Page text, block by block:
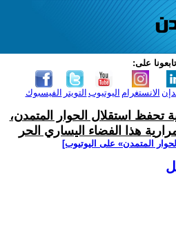
تابعونا على:
الفيسبوك التويتر اليوتيوب الانستغرام
تحفظ استقلال الحوار المتمدن،
هذا الفضاء اليساري الحر
المتمدن» على اليوتيوب]